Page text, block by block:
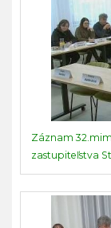
Záznam
zastupiteľstva